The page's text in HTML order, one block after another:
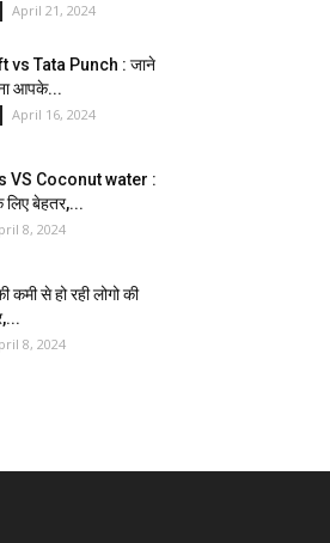
April 21, 2024
vs Tata Punch : जाने
आपके...
April 16, 2024
VS Coconut water :
लिए बेहतर,...
8, 2024
से हो रही लोगो की
8, 2024